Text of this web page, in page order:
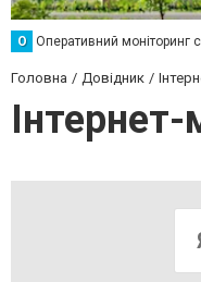
О Оперативний моніторинг
Головна Довідник